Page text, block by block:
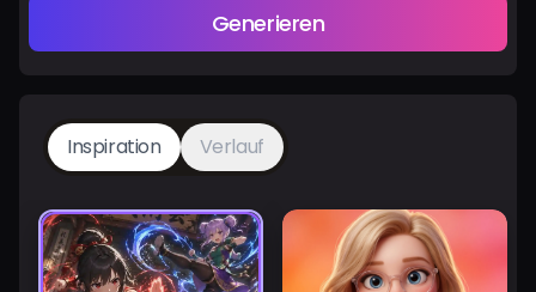
Generieren
Inspiration Verlauf